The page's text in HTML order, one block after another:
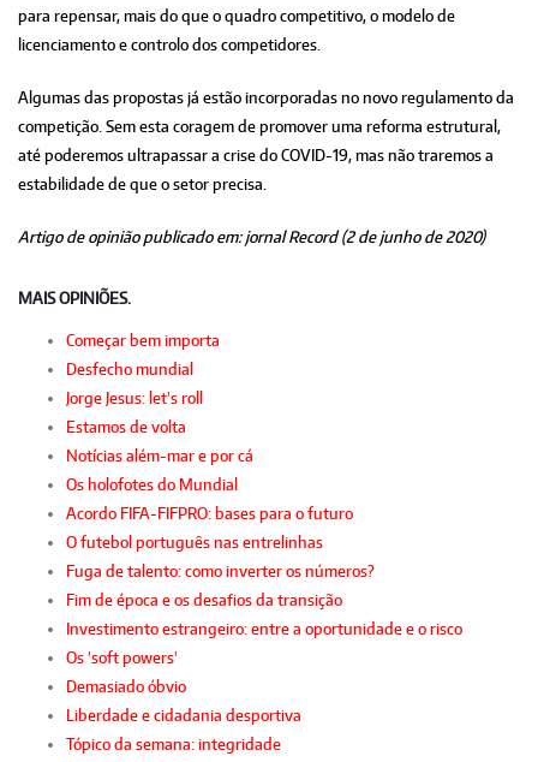
para repensar, mais do que o quadro competitivo, o modelo de
licenciamento e controlo dos competidores.
Algumas das propostas já estão incorporadas no novo regulamento da
competição. Sem esta coragem de promover uma reforma estrutural,
até poderemos ultrapassar a crise do COVID-19, mas não traremos a
estabilidade de que o setor precisa.
Artigo de opinião publicado em: jornal Record (2 de junho de 2020)
MAIS OPINIÕES.
Começar bem importa
Desfecho mundial
Jorge Jesus: let's roll
Estamos de volta
Notícias além-mar e por cá
Os holofotes do Mundial
Acordo FIFA-FIFPRO: bases para o futuro
O futebol português nas entrelinhas
Fuga de talento: como inverter os números?
Fim de época e os desafios da transição
Investimento estrangeiro: entre a oportunidade e o risco
Os 'soft powers'
Demasiado óbvio
Liberdade e cidadania desportiva
Tópico da semana: integridade